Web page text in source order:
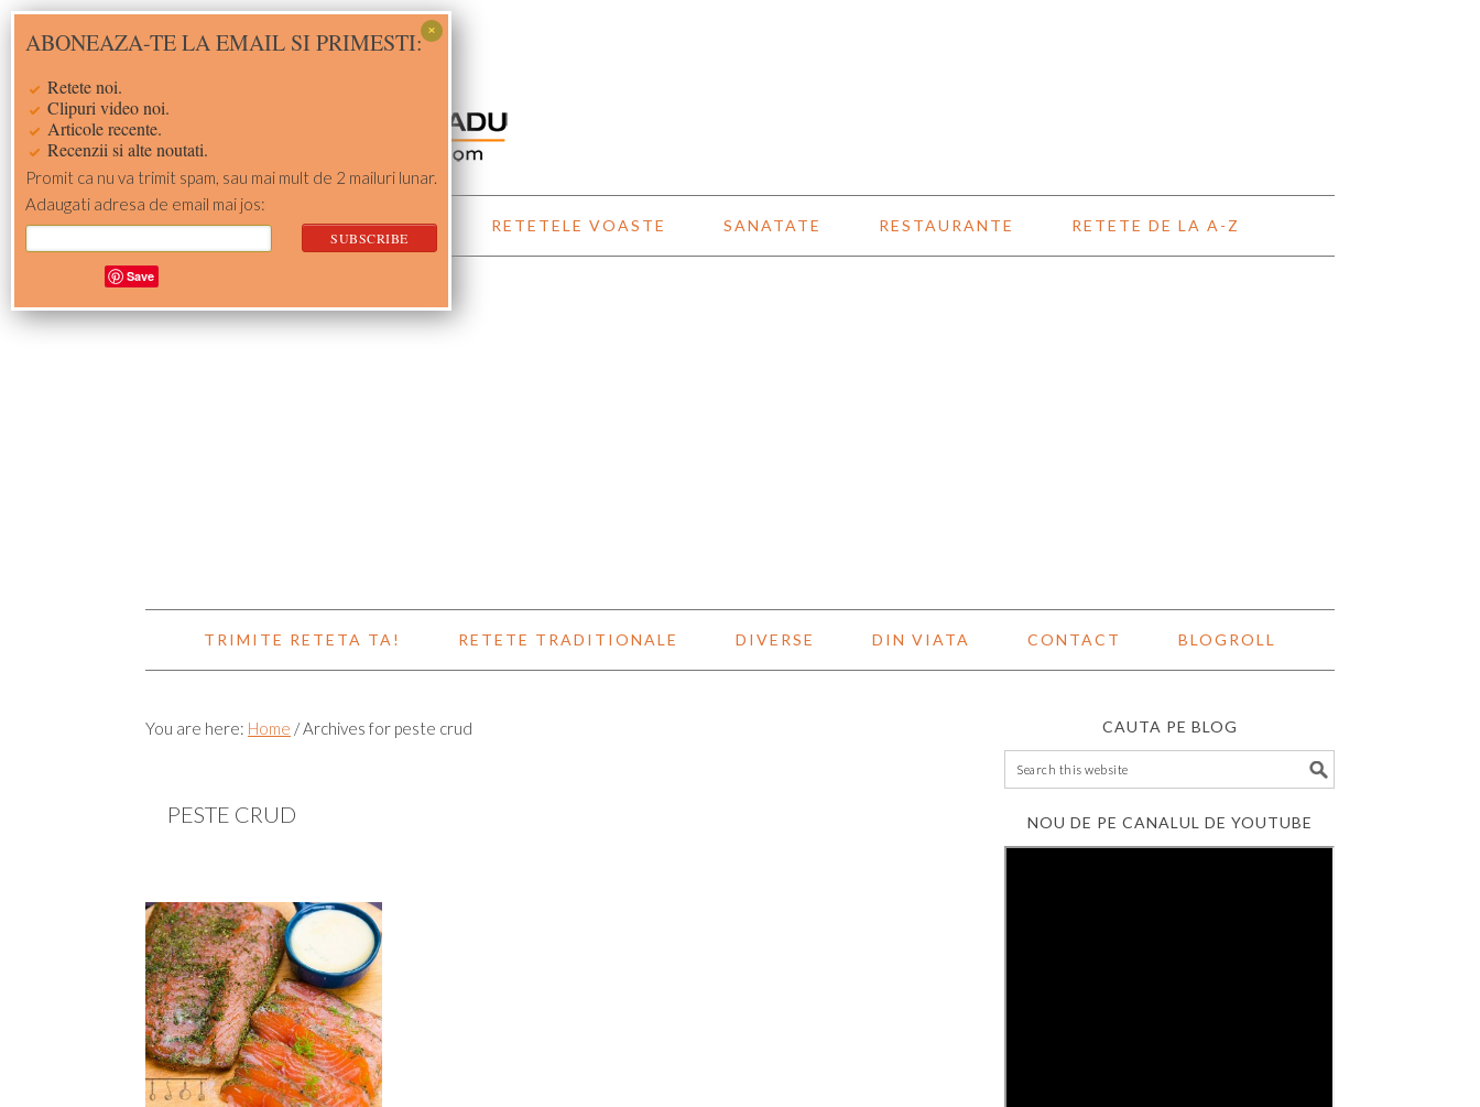
Skip
to
Skip
to
Skip
to
Skip
to
ACASA RETETE RETETELE VOASTE SANATATE RESTAURANTE RETETE DE LA A-Z
TRIMITE RETETA TA! RETETE TRADITIONALE DIVERSE DIN VIATA CONTACT BLOGROLL
You are here: Home /Archives for peste crud
PESTE CRUD
CAUTA PE BLOG
NOU DE PE CANALUL DE YOUTUBE
ABONEAZA-TE LA EMAIL SI PRIMESTI:
Retete noi.
Clipuri video noi.
Articole recente.
Recenzii si alte noutati.
Promit ca nu va trimit spam, sau mai mult de 2 mailuri lunar.
Adaugati adresa de email mai jos:
Save